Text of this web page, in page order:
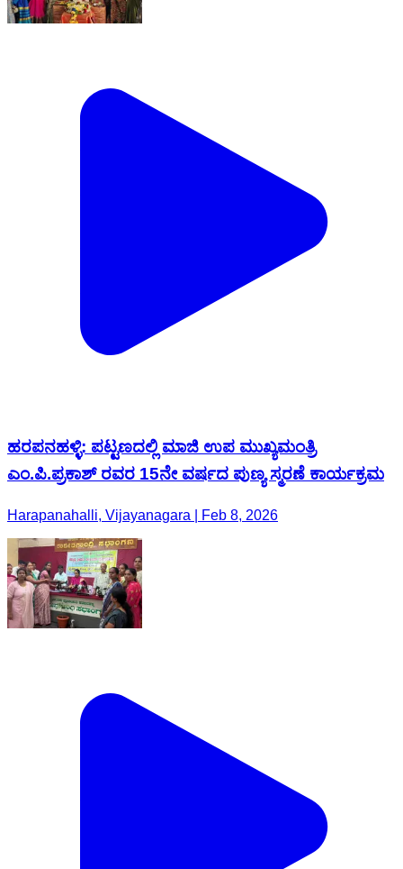
ಹರಪನಹಳ್ಳಿ: ಪಟ್ಟಣದಲ್ಲಿ ಮಾಜಿ ಉಪ ಮುಖ್ಯಮಂತ್ರಿ
ಎಂ.ಪಿ.ಪ್ರಕಾಶ್ ರವರ 15ನೇ ವರ್ಷದ ಪುಣ್ಯ ಸ್ಮರಣೆ ಕಾರ್ಯಕ್ರಮ
Harapanahalli, Vijayanagara | Feb 8, 2026